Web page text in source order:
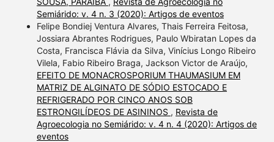
Semiárido: v. 4 n. 3 (2020): Artigos de eventos
Felipe Bondiej Ventura Alvares, Thais Ferreira Feitosa,
Jossiara Abrantes Rodrigues, Paulo Wbiratan Lopes da
Costa, Francisca Flávia da Silva, Vinícius Longo Ribeiro
Vilela, Fabio Ribeiro Braga, Jackson Victor de Araújo,
EFEITO DE MONACROSPORIUM THAUMASIUM EM
MATRIZ DE ALGINATO DE SÓDIO ESTOCADO E
REFRIGERADO POR CINCO ANOS SOB
ESTRONGILÍDEOS DE ASININOS , Revista de
Agroecologia no Semiárido: v. 4 n. 4 (2020): Artigos de
eventos